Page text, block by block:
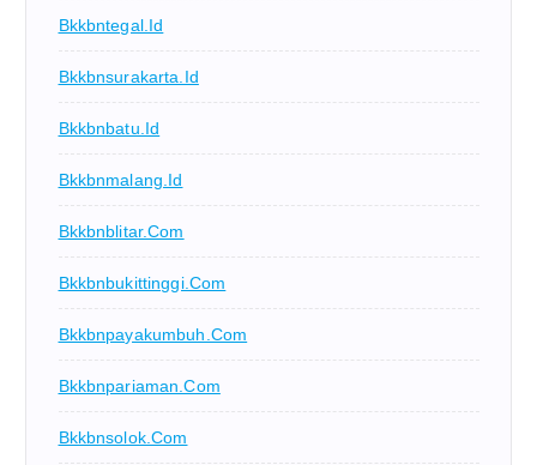
Bkkbntegal.id
Bkkbnsurakarta.id
Bkkbnbatu.id
Bkkbnmalang.id
Bkkbnblitar.com
Bkkbnbukittinggi.com
Bkkbnpayakumbuh.com
Bkkbnpariaman.com
Bkkbnsolok.com